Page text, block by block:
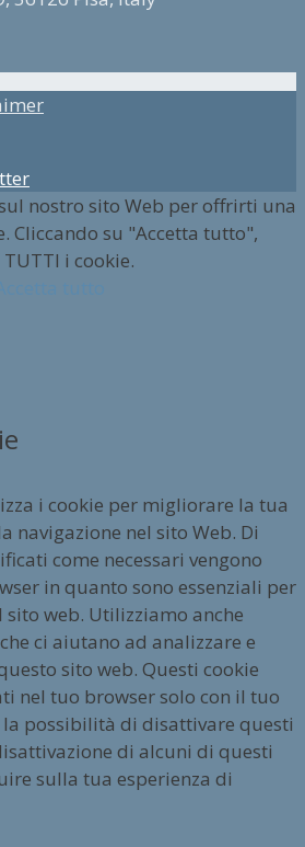
nostro sito Web per offrirti una
Cliccando su "Accetta tutto",
i cookie.
i cookie per migliorare la tua
navigazione nel sito Web. Di
come necessari vengono
in quanto sono essenziali per
web. Utilizziamo anche
ci aiutano ad analizzare e
sito web. Questi cookie
nel tuo browser solo con il tuo
la possibilità di disattivare questi
di alcuni di questi
sulla tua esperienza di